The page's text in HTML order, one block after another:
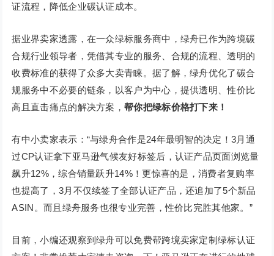
证流程，降低企业碳认证成本。
据业界卖家透露，在一众绿标服务商中，绿舟已作为跨境碳
合规行业领导者，凭借其专业的服务、合规的流程、透明的
收费标准的获得了众多大卖青睐。据了解，绿舟优化了碳合
规服务中不必要的链条，以客户为中心，提供透明、性价比
高且直击痛点的解决方案，帮你把绿标价格打下来！
有中小卖家表示：“与绿舟合作是24年最明智的决定！3月通
过CP认证拿下亚马逊气候友好标签后，认证产品页面浏览量
飙升12%，综合销量跃升14%！更惊喜的是，消费者复购率
也提高了，3月不仅续签了全部认证产品，还追加了5个新品
ASIN。而且绿舟服务也很专业完善，性价比完胜其他家。”
目前，小编还观察到绿舟可以免费帮跨境卖家定制绿标认证